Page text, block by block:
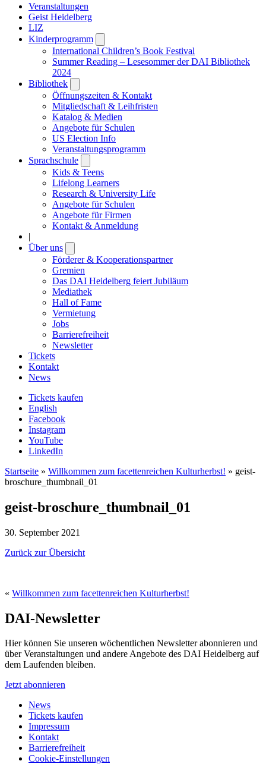
Veranstaltungen
Geist Heidelberg
LIZ
Kinderprogramm
submenu
International Children’s Book Festival
Summer Reading – Lesesommer der DAI Bibliothek
2024
Bibliothek
submenu
Öffnungszeiten & Kontakt
Mitgliedschaft & Leihfristen
Katalog & Medien
Angebote für Schulen
US Election Info
Veranstaltungsprogramm
Sprachschule
submenu
Kids & Teens
Lifelong Learners
Research & University Life
Angebote für Schulen
Angebote für Firmen
Kontakt & Anmeldung
|
Über uns
submenu
Förderer & Kooperationspartner
Gremien
Das DAI Heidelberg feiert Jubiläum
Mediathek
Hall of Fame
Vermietung
Jobs
Barrierefreiheit
Newsletter
Tickets
Kontakt
News
Tickets kaufen
English
Facebook
Instagram
YouTube
LinkedIn
Startseite » Willkommen zum facettenreichen Kulturherbst! » geist-
broschure_thumbnail_01
geist-broschure_thumbnail_01
30. September 2021
Zurück zur Übersicht
« Willkommen zum facettenreichen Kulturherbst!
DAI-Newsletter
Hier können Sie unseren wöchentlichen Newsletter abonnieren und
über Veranstaltungen und andere Angebote des DAI Heidelberg auf
dem Laufenden bleiben.
Jetzt abonnieren
News
Tickets kaufen
Impressum
Kontakt
Barrierefreiheit
Cookie-Einstellungen